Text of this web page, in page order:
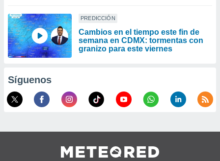
PREDICCIÓN
Cambios en el tiempo este fin de
semana en CDMX: tormentas con
granizo para este viernes
Síguenos